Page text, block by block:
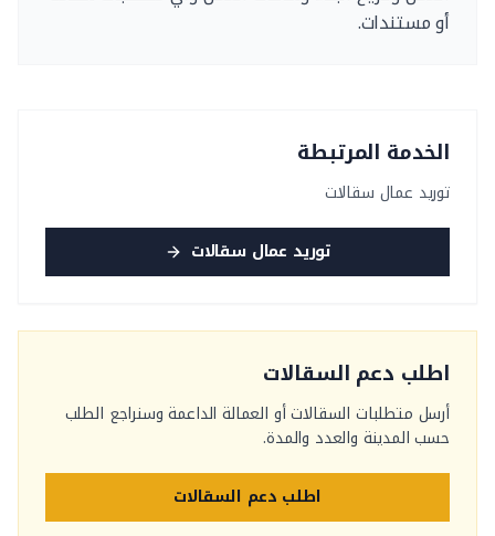
أو مستندات.
الخدمة المرتبطة
توريد عمال سقالات
توريد عمال سقالات
اطلب دعم السقالات
أرسل متطلبات السقالات أو العمالة الداعمة وسنراجع الطلب
حسب المدينة والعدد والمدة.
اطلب دعم السقالات